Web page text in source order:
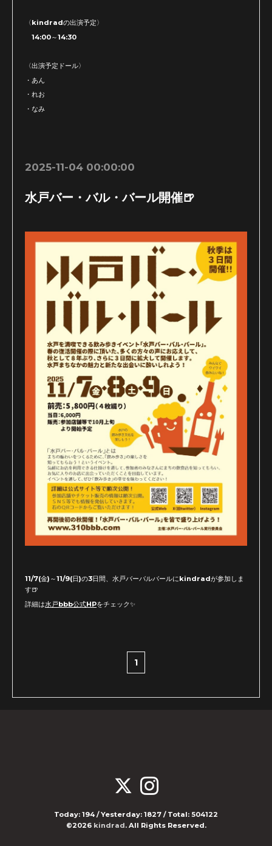
〈kindradの出演予定〉
14:00～14:30
〈出演予定ドール〉
・あん
・れお
・なみ
2025-11-04 00:00:00
水戸バー・バル・バール開催🍺
11/7(金)～11/9(日)の3日間、水戸バーバルバールにkindradが参加しま
す🍺
詳細は水戸bbb公式HPをチェック✨
1
Today: 194 / Yesterday: 1827 / Total: 504122
©2026 kindrad. All Rights Reserved.